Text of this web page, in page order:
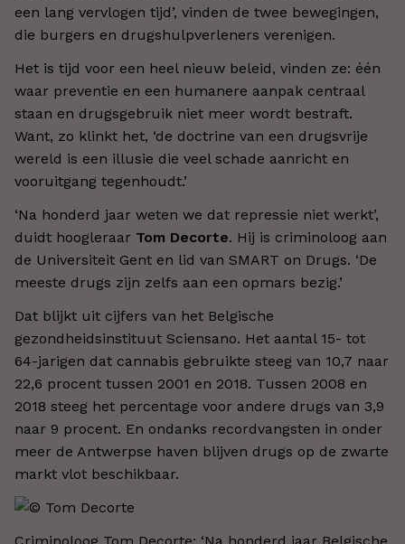
een lang vervlogen tijd’, vinden de twee bewegingen,
die burgers en drugshulpverleners verenigen.
Het is tijd voor een heel nieuw beleid, vinden ze: één
waar preventie en een humanere aanpak centraal
staan en drugsgebruik niet meer wordt bestraft.
Want, zo klinkt het, ‘de doctrine van een drugsvrije
wereld is een illusie die veel schade aanricht en
vooruitgang tegenhoudt.’
‘Na honderd jaar weten we dat repressie niet werkt’,
duidt hoogleraar Tom Decorte. Hij is criminoloog aan
de Universiteit Gent en lid van SMART on Drugs. ‘De
meeste drugs zijn zelfs aan een opmars bezig.’
Dat blijkt uit cijfers van het Belgische
gezondheidsinstituut Sciensano. Het aantal 15- tot
64-jarigen dat cannabis gebruikte steeg van 10,7 naar
22,6 procent tussen 2001 en 2018. Tussen 2008 en
2018 steeg het percentage voor andere drugs van 3,9
naar 9 procent. En ondanks recordvangsten in onder
meer de Antwerpse haven blijven drugs op de zwarte
markt vlot beschikbaar.